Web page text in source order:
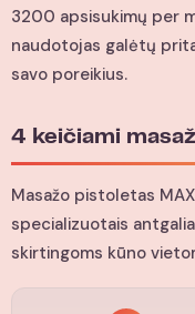
3200 apsisukimų per
naudotojas galėtų
savo poreikius.
4 keičiami
Masažo pistoletas
specializuotais
skirtingoms kūno